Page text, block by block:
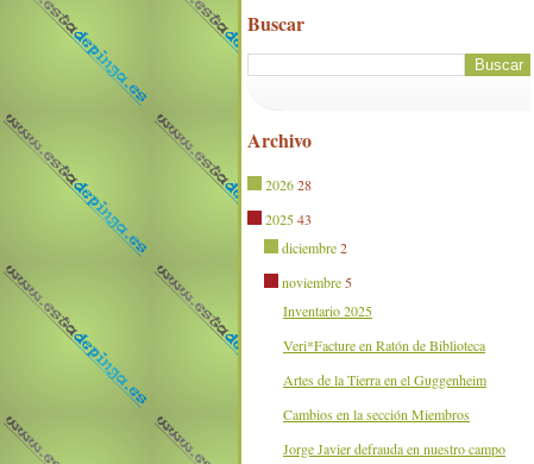
Buscar
Archivo
202628
202543
diciembre 2
noviembre 5
Inventario 2025
Veri*Facture en Ratón de Biblioteca
Artes de la Tierra en el Guggenheim
Cambios en la sección Miembros
Jorge Javier defrauda en nuestro campo